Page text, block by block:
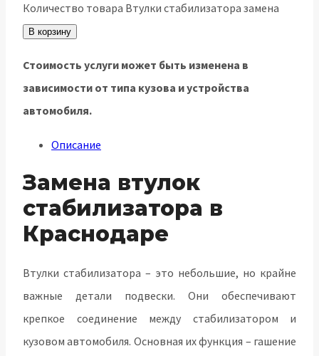
Количество товара Втулки стабилизатора замена
В корзину
Стоимость услуги может быть изменена в
зависимости от типа кузова и устройства
автомобиля.
Описание
Замена втулок
стабилизатора в
Краснодаре
Втулки стабилизатора – это небольшие, но крайне
важные детали подвески. Они обеспечивают
крепкое соединение между стабилизатором и
кузовом автомобиля. Основная их функция – гашение